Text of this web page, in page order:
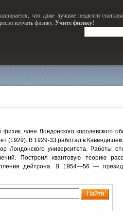
что даже лучшие педагоги
изучать физику. Учите физику!
член Лондонского королевского
(1929). В 1929-33 работал в
университета. Работы
Построил квантовую теорию
дейтрона. В 1954—56 —